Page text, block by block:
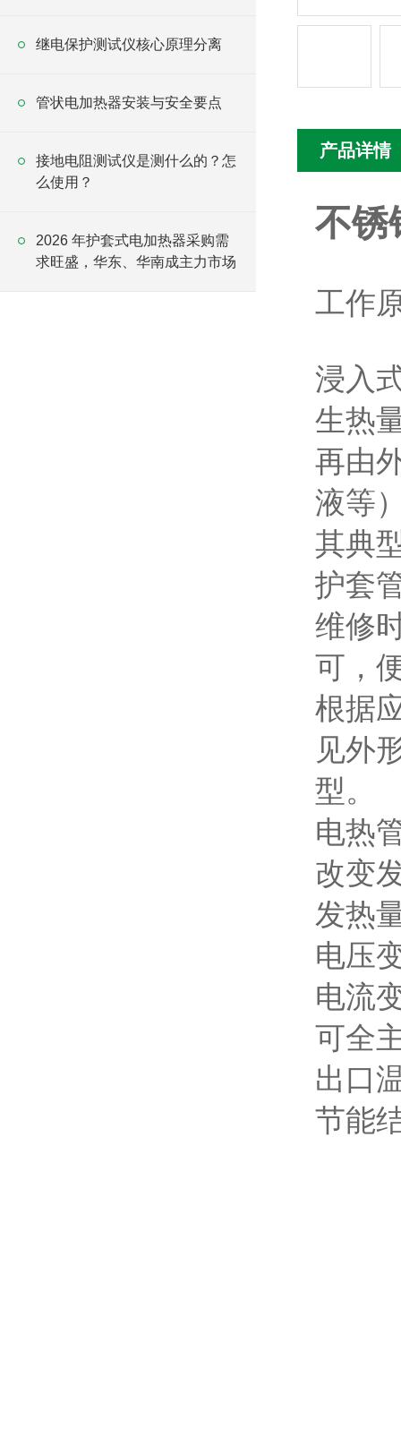
继电保护测试仪核心原理分离
管状电加热器安装与安全要点
接地电阻测试仪是测什么的？怎
么使用？
2026 年护套式电加热器采购需
求旺盛，华东、华南成主力市场
产品详情
不锈
工作
浸入
生热
再由
液等
其典
护套
维修
可，
根据
见外
型。
电热
改变
发热
电压
电流
可全
出口
节能